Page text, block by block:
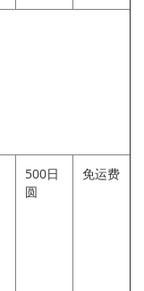
500日
圆
免运费